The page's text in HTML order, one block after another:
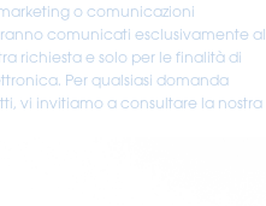
o comunicazioni
comunicati esclusivamente al
richiesta e solo per le finalità di
Per qualsiasi domanda
vi invitiamo a consultare la nostra